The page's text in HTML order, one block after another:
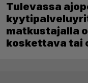
Tulevassa
matkustajalla
koskettava tai